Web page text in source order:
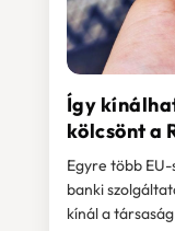
Így
kölcsönt a
Egyre több
banki
kínál a